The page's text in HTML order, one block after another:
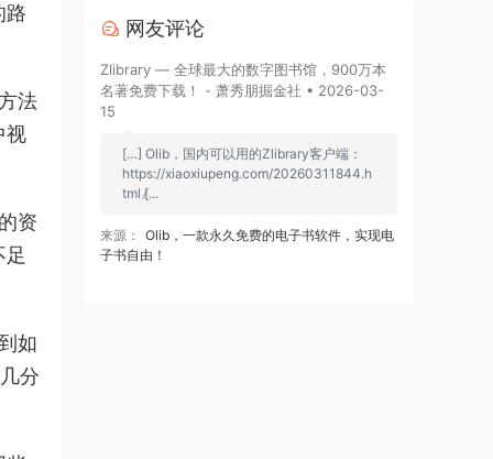
路
法
视
资
如
分
网友评论
Zlibrary — 全球最大的数字图书馆，900万本
名著免费下载！ - 萧秀朋掘金社 • 2026-03-
15
[…] Olib，国内可以用的Zlibrary客户端：
https://xiaoxiupeng.com/20260311844.h
tml [̷...
来源：
Olib，一款永久免费的电子书软件，实现电
子书自由！